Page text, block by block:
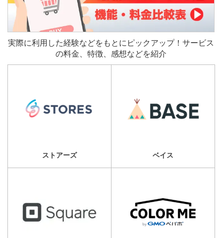
実際に利用した経験などをもとにピックアップ！サービス
の料金、特徴、感想などを紹介
ストアーズ ベイス